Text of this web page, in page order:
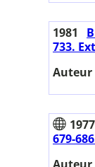
1981
733.
Auteur
1977
679-